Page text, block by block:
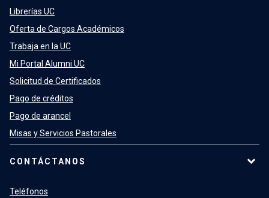
Librerías UC
Oferta de Cargos Académicos
Trabaja en la UC
Mi Portal Alumni UC
Solicitud de Certificados
Pago de créditos
Pago de arancel
Misas y Servicios Pastorales
CONTÁCTANOS
Teléfonos